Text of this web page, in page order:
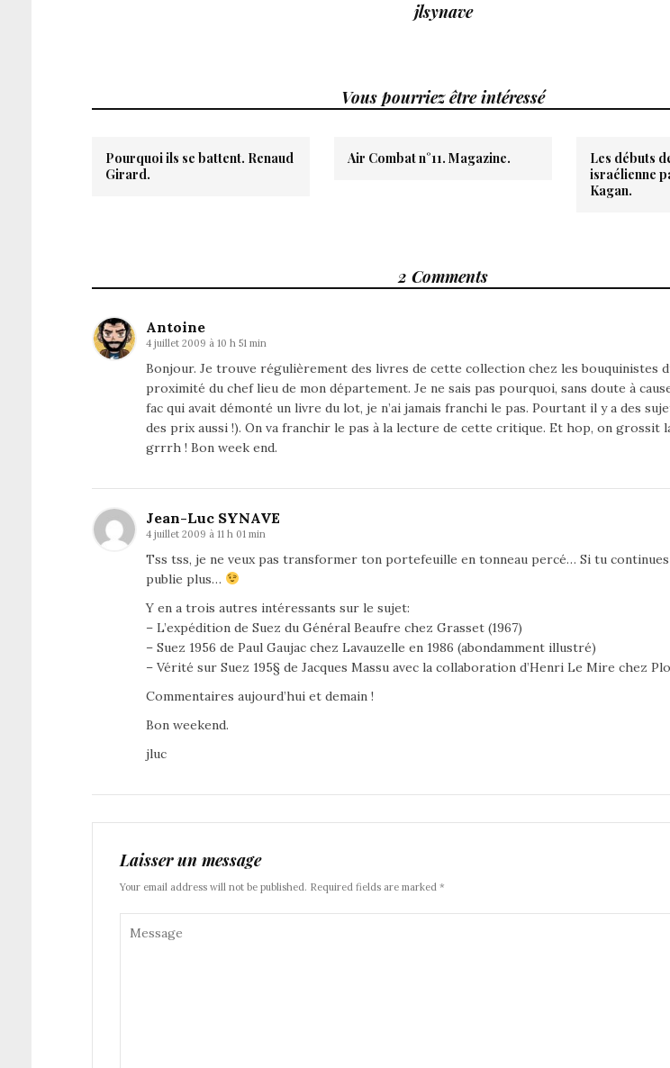
jlsynave
Vous pourriez être intéressé
Pourquoi ils se battent. Renaud
Girard.
Air Combat n°11. Magazine.
Les débuts
israélienne
Kagan.
2 Comments
Antoine
4 juillet 2009 à 10 h 51 min
Bonjour. Je trouve régulièrement des livres de cette collection chez les bouquinistes
proximité du chef lieu de mon département. Je ne sais pas pourquoi, sans doute à
fac qui avait démonté un livre du lot, je n’ai jamais franchi le pas. Pourtant il y a des
des prix aussi !). On va franchir le pas à la lecture de cette critique. Et hop, on grossit
grrrh ! Bon week end.
Jean-Luc SYNAVE
4 juillet 2009 à 11 h 01 min
Tss tss, je ne veux pas transformer ton portefeuille en tonneau percé… Si tu continues
publie plus…
Y en a trois autres intéressants sur le sujet:
– L’expédition de Suez du Général Beaufre chez Grasset (1967)
– Suez 1956 de Paul Gaujac chez Lavauzelle en 1986 (abondamment illustré)
– Vérité sur Suez 195§ de Jacques Massu avec la collaboration d’Henri Le Mire chez
Commentaires aujourd’hui et demain !
Bon weekend.
jluc
Laisser un message
Your email address will not be published. Required fields are marked *